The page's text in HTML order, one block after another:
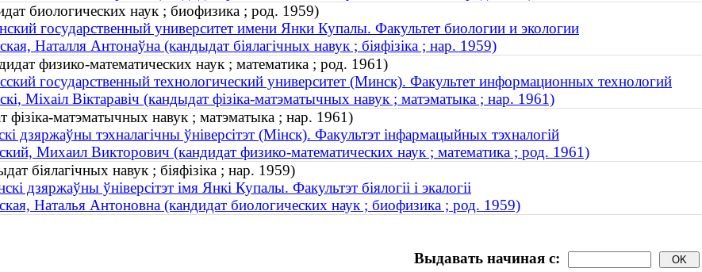
биологических наук ; биофизика ; род. 1959)
государственный университет имени Янки Купалы. Факультет биологии и экологии
Наталля Антонаўна (кандыдат біялагічных навук ; біяфізіка ; нар. 1959)
физико-математических наук ; математика ; род. 1961)
государственный технологический университет (Минск). Факультет информационных технологий
Міхаіл Віктаравіч (кандыдат фізіка-матэматычных навук ; матэматыка ; нар. 1961)
фізіка-матэматычных навук ; матэматыка ; нар. 1961)
дзяржаўны тэхналагічны ўніверсітэт (Мінск). Факультэт інфармацыйных тэхналогій
Михаил Викторович (кандидат физико-математических наук ; математика ; род. 1961)
біялагічных навук ; біяфізіка ; нар. 1959)
дзяржаўны ўніверсітэт імя Янкі Купалы. Факультэт біялогіі і экалогіі
Наталья Антоновна (кандидат биологических наук ; биофизика ; род. 1959)
Выдавать начиная с: